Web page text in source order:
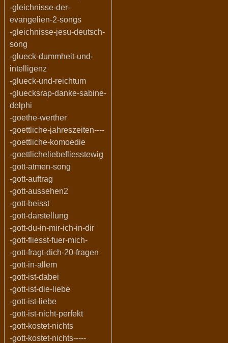
-gleichnisse-der-
evangelien-2-songs
-gleichnisse-jesu-deutsch-
song
-glueck-dummheit-und-
intelligenz
-glueck-und-reichtum
-gluecksrap-danke-sabine-
delphi
-goethe-werther
-goettliche-jahreszeiten----
-goettliche-komoedie
-goettlicheliebefliesstewig
-gott-atmen-song
-gott-auftrag
-gott-aussehen2
-gott-beisst
-gott-darstellung
-gott-du-in-mir-ich-in-dir
-gott-fliesst-fuer-mich-
-gott-fragt-dich-20-fragen
-gott-in-allem
-gott-ist-dabei
-gott-ist-die-liebe
-gott-ist-liebe
-gott-ist-nicht-perfekt
-gott-kostet-nichts
-gott-kostet-nichts-----